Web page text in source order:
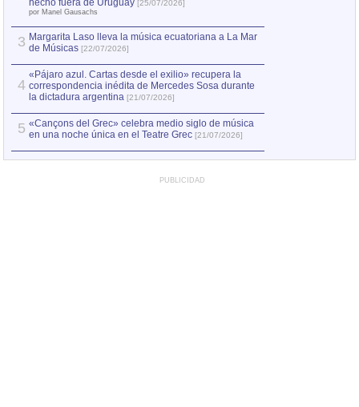
hecho fuera de Uruguay [25/07/2026]
por Manel Gausachs
3 Margarita Laso lleva la música ecuatoriana a La Mar
de Músicas [22/07/2026]
4
«Pájaro azul. Cartas desde el exilio» recupera la
correspondencia inédita de Mercedes Sosa durante
la dictadura argentina [21/07/2026]
5 «Cançons del Grec» celebra medio siglo de música
en una noche única en el Teatre Grec [21/07/2026]
PUBLICIDAD